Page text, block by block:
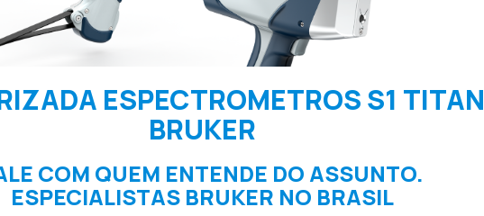
ESPECTROMETROS S1 TITAN
BRUKER
COM QUEM ENTENDE DO ASSUNTO.
ESPECIALISTAS BRUKER NO BRASIL